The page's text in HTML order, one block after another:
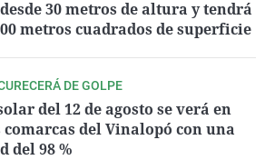
30 metros de altura y tendrá
metros cuadrados de superficie
DE GOLPE
del 12 de agosto se verá en
comarcas del Vinalopó con una
del 98 %